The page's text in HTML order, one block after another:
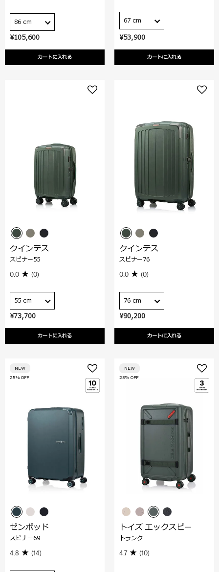
¥105,600
カートに入れる
86 cm
¥53,900
カートに入れる
67 cm
¥73,700
カートに入れる
クインテス
スピナー55
0.0 (0)
55 cm
¥90,200
カートに入れる
クインテス
スピナー76
0.0 (0)
76 cm
25% OFF
NEW
ゼンポッド
スピナー69
4.8 (14)
25% OFF
NEW
トイズ エックスピー
トランク
4.7 (10)